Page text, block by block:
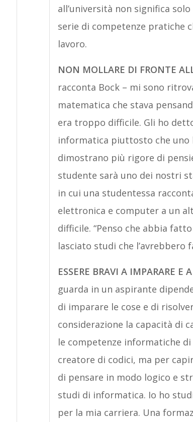
all’università non significa
serie di competenze pratiche
lavoro.
NON MOLLARE DI FRONTE
racconta Bock – mi sono
matematica che stava
era troppo difficile. Gli ho
informatica piuttosto che uno
dimostrano più rigore di
studente sarà uno dei nostri
in cui una studentessa
elettronica e computer a un
difficile. “Penso che abbia
lasciato studi che l’avrebbero
ESSERE BRAVI A IMPARARE E
guarda in un aspirante
di imparare le cose e di
considerazione la capacità di
le competenze informatiche di
creatore di codici, ma per
di pensare in modo logico e
studi di informatica. Io ho
per la mia carriera. Una